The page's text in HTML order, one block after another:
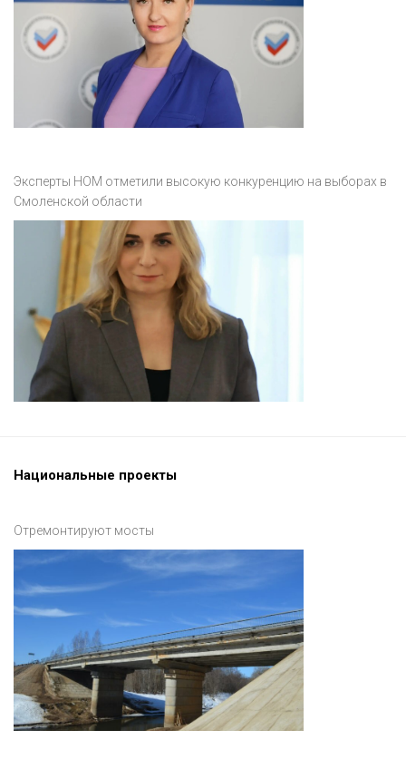
Эксперты НОМ отметили высокую конкуренцию на выборах в
Смоленской области
Национальные проекты
Отремонтируют мосты